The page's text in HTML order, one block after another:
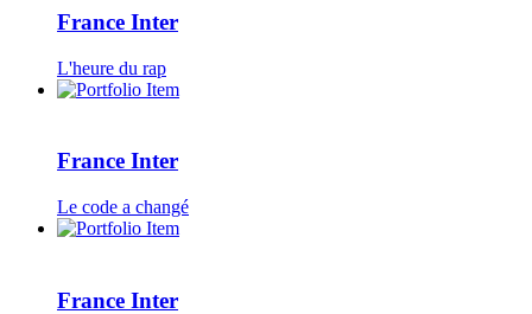
France Inter
L'heure du rap
France Inter
Le code a changé
France Inter